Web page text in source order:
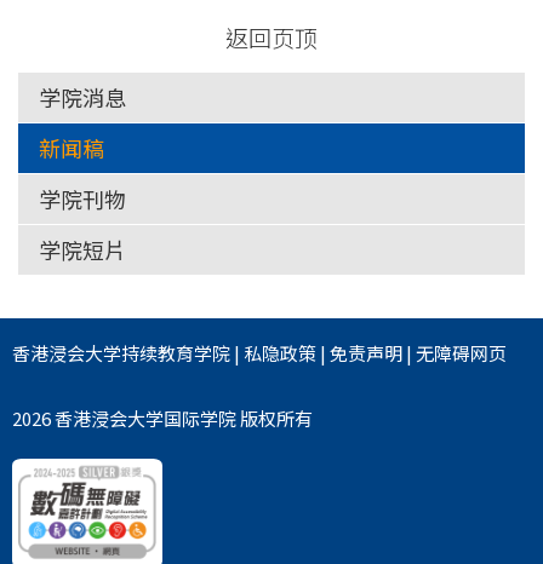
返回页顶
学院消息
新闻稿
学院刊物
学院短片
香港浸会大学持续教育学院| 私隐政策|免责声明|无障碍网页
2026 香港浸会大学国际学院 版权所有